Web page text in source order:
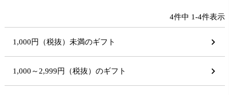
4件中 1-4件表示
1,000円（税抜）未満のギフト
1,000～2,999円（税抜）のギフト